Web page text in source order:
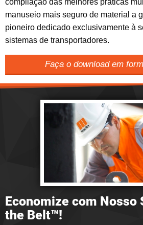
manuseio mais seguro de material a
pioneiro dedicado exclusivamente à
sistemas de transportadores.
Faça o download em
Economize com Nosso
the Belt™!